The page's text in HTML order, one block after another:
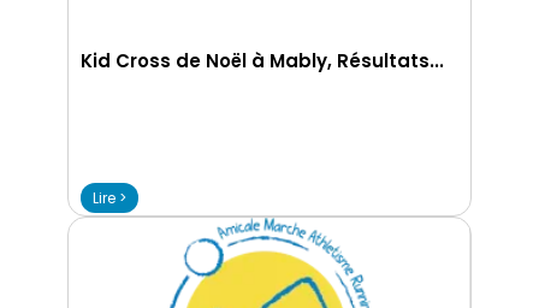
Kid Cross de Noël à Mably, Résultats...
Lire >